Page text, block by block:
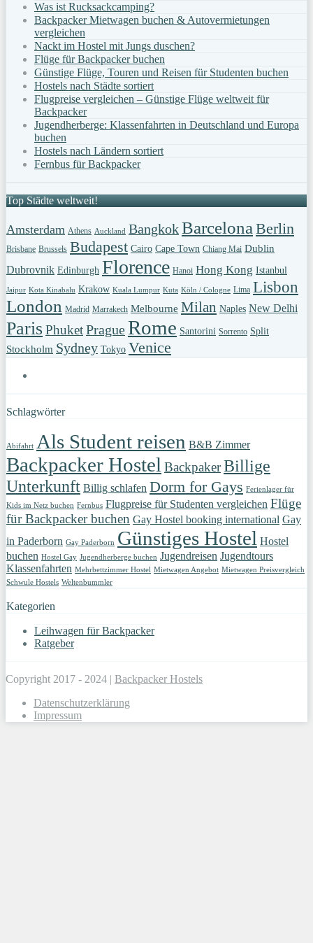
Was ist Rucksackcamping?
Backpacker Mietwagen buchen & Autovermietungen
vergleichen
Nackt im Hostel mit Jungs duschen?
Flüge für Backpacker buchen
Günstige Flüge, Touren und Reisen für Studenten buchen
Hostels nach Städte sortiert
Flugpreise vergleichen – Günstige Flüge weltweit für
Backpacker
Jugendherberge: Klassenfahrten in Deutschland und Europa
buchen
Hostels nach Ländern sortiert
Fernbus für Backpacker
Top Städte weltweit!
Amsterdam Athens Auckland BangkokBarcelonaBerlin
Brisbane Brussels Budapest Cairo Cape Town Chiang Mai Dublin
Dubrovnik Edinburgh Florence Hanoi Hong Kong Istanbul
Jaipur Kota Kinabalu Krakow Kuala Lumpur Kuta Köln / Cologne Lima Lisbon
London Madrid Marrakech Melbourne Milan Naples New Delhi
ParisPhuketPragueRome Santorini Sorrento Split
Stockholm Sydney Tokyo Venice
Schlagwörter
Abifahrt Als Student reisen B&B Zimmer
Backpacker HostelBackpakerBillige
Unterkunft Billig schlafen Dorm for Gays Ferienlager für
Kids im Netz buchen Fernbus Flugpreise für Studenten vergleichen Flüge
für Backpacker buchen Gay Hostel booking international Gay
in Paderborn Gay Paderborn Günstiges Hostel Hostel
buchen Hostel Gay Jugendherberge buchen Jugendreisen Jugendtours
Klassenfahrten Mehrbettzimmer Hostel Mietwagen Angebot Mietwagen Preisvergleich
Schwule Hostels Weltenbummler
Kategorien
Leihwagen für Backpacker
Ratgeber
Copyright 2017 - 2024 | Backpacker Hostels
Datenschutzerklärung
Impressum